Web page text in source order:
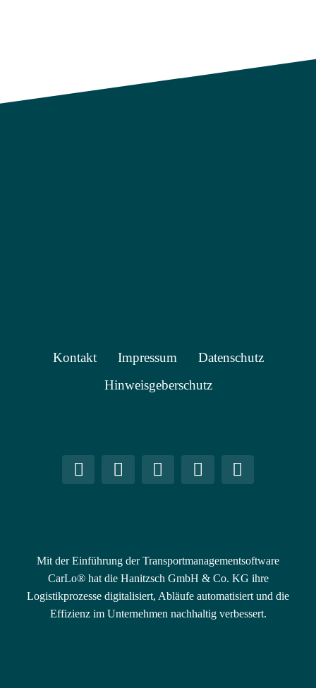
Kontakt Impressum
Datenschutz
Hinweisgeberschutz
Mit der Einführung der Transportmanagementsoftware
CarLo® hat die Hanitzsch GmbH & Co. KG ihre
Logistikprozesse digitalisiert, Abläufe automatisiert und die
Effizienz im Unternehmen nachhaltig verbessert.